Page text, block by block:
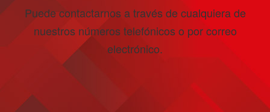
Puede contactarnos a través de cualquiera de
nuestros números telefónicos o por correo
electrónico.